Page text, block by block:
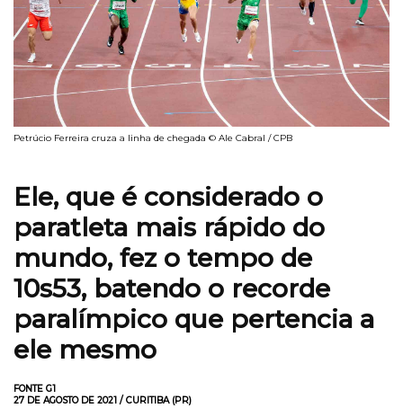
Petrúcio Ferreira cruza a linha de chegada © Ale Cabral / CPB
Ele, que é considerado o
paratleta mais rápido do
mundo, fez o tempo de
10s53, batendo o recorde
paralímpico que pertencia a
ele mesmo
FONTE G1
27 DE AGOSTO DE 2021 / CURITIBA (PR)